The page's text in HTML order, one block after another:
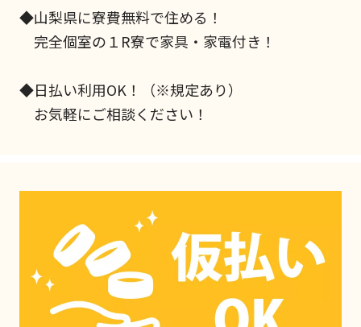
◆山梨県に寮費無料で住める！
完全個室の１R寮で家具・家電付き！
◆日払い利用OK！（※規定あり）
お気軽にご相談ください！